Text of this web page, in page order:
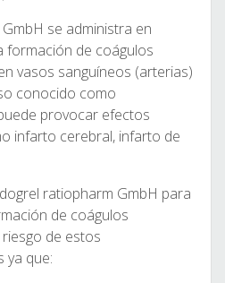
se administra en
formación de coágulos
vasos sanguíneos (arterias)
conocido como
provocar efectos
infarto cerebral, infarto de
ratiopharm GmbH para
de coágulos
de estos
ya que: